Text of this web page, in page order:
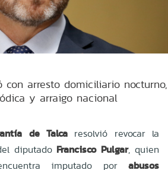
con arresto domiciliario nocturno,
y arraigo nacional
de Talcaresolvió revocar la
diputado Francisco Pulgar, quien
imputado por abusos